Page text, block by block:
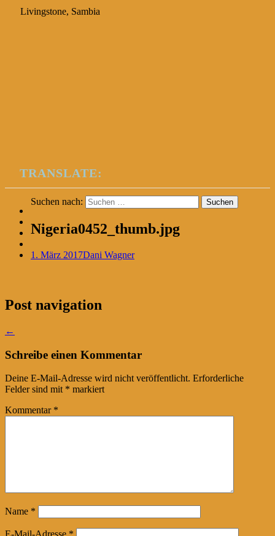
Livingstone, Sambia
TRANSLATE:
Suchen nach:
Nigeria0452_thumb.jpg
1. März 2017Dani Wagner
Post navigation
←
Schreibe einen Kommentar
Deine E-Mail-Adresse wird nicht veröffentlicht. Erforderliche
Felder sind mit * markiert
Kommentar *
Name *